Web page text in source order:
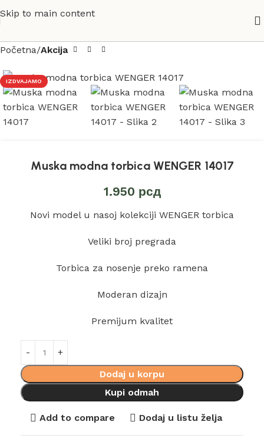
Skip to main content
Početna Akcija
IZDVAJAMO
Muska modna torbica WENGER 14017
1.950 рсд
Novi model u nasoj kolekciji WENGER torbica
Veliki broj pregrada
Torbica za nosenje preko ramena
Moderan dizajn
Premijum kvalitet
Dodaj u korpu
Kupi odmah
Add to compare Dodaj u listu želja